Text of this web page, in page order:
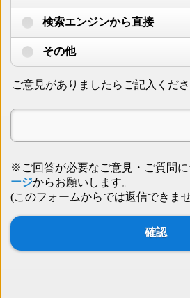
検索エンジンから直接
その他
ご意見がありましたらご記入くださ
※ご回答が必要なご意見・ご質問に
ージからお願いします。
(このフォームからでは返信できませ